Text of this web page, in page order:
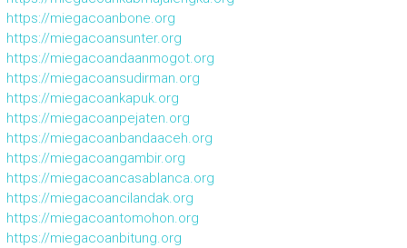
https://miegacoanbone.org
https://miegacoansunter.org
https://miegacoandaanmogot.org
https://miegacoansudirman.org
https://miegacoankapuk.org
https://miegacoanpejaten.org
https://miegacoanbandaaceh.org
https://miegacoangambir.org
https://miegacoancasablanca.org
https://miegacoancilandak.org
https://miegacoantomohon.org
https://miegacoanbitung.org